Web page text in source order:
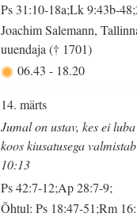
Ps 31:10-18a;Lk 9:43b-
Joachim Salemann,
uuendaja († 1701)
06.43 - 18.20
14. märts
Jumal on ustav, kes ei
koos kiusatusega
10:13
Ps 42:7-12;Ap 28:7-9;
Õhtul: Ps 18:47-51;Rm